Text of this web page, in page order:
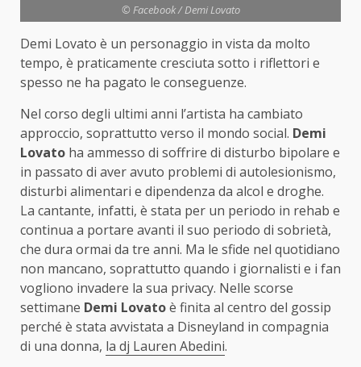
© Facebook / Demi Lovato
Demi Lovato è un personaggio in vista da molto
tempo, è praticamente cresciuta sotto i riflettori e
spesso ne ha pagato le conseguenze.
Nel corso degli ultimi anni l’artista ha cambiato
approccio, soprattutto verso il mondo social. Demi
Lovato ha ammesso di soffrire di disturbo bipolare e
in passato di aver avuto problemi di autolesionismo,
disturbi alimentari e dipendenza da alcol e droghe.
La cantante, infatti, è stata per un periodo in rehab e
continua a portare avanti il suo periodo di sobrietà,
che dura ormai da tre anni. Ma le sfide nel quotidiano
non mancano, soprattutto quando i giornalisti e i fan
vogliono invadere la sua privacy. Nelle scorse
settimane Demi Lovatoè finita al centro del gossip
perché è stata avvistata a Disneyland in compagnia
di una donna, la dj Lauren Abedini.